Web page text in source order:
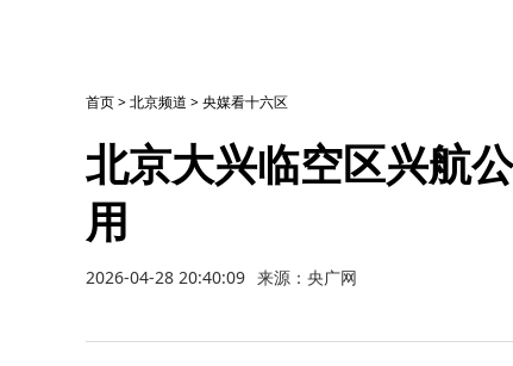
首页>北京频道 >央媒看十六区
北京大兴临空区兴航
用
2026-04-28 20:40:09 来源：央广网